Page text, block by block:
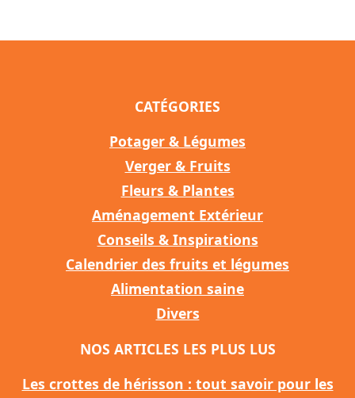
CATÉGORIES
Potager & Légumes
Verger & Fruits
Fleurs & Plantes
Aménagement Extérieur
Conseils & Inspirations
Calendrier des fruits et légumes
Alimentation saine
Divers
NOS ARTICLES LES PLUS LUS
Les crottes de hérisson : tout savoir pour les